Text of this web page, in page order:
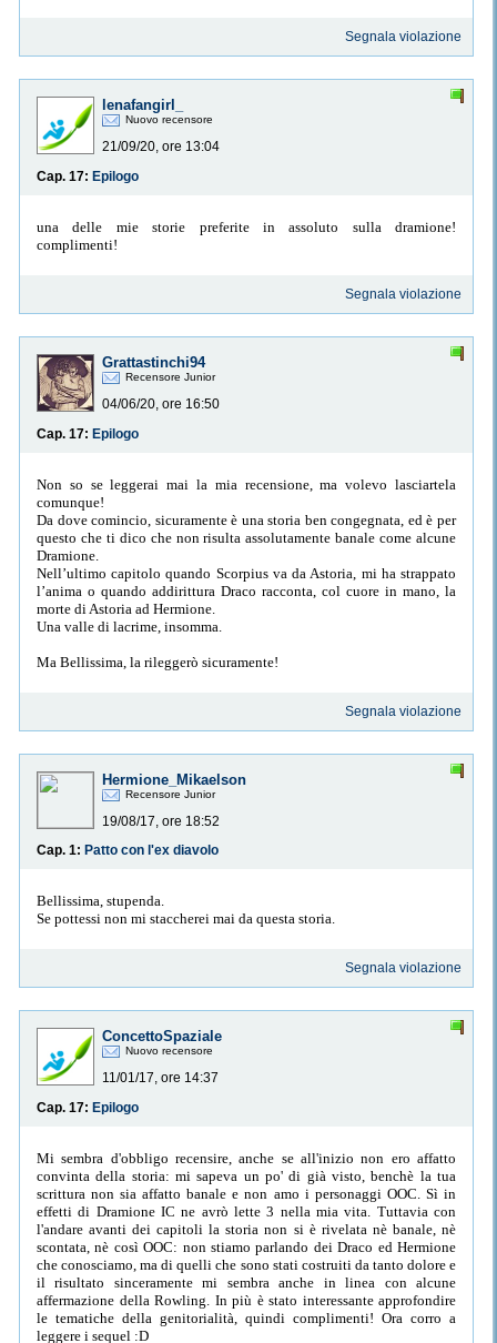
Segnala violazione
lenafangirl_
Nuovo recensore
21/09/20, ore 13:04
Cap. 17: Epilogo
una delle mie storie preferite in assoluto sulla dramione!
complimenti!
Segnala violazione
Grattastinchi94
Recensore Junior
04/06/20, ore 16:50
Cap. 17: Epilogo
Non so se leggerai mai la mia recensione, ma volevo lasciartela
comunque!
Da dove comincio, sicuramente è una storia ben congegnata, ed è per
questo che ti dico che non risulta assolutamente banale come alcune
Dramione.
Nell’ultimo capitolo quando Scorpius va da Astoria, mi ha strappato
l’anima o quando addirittura Draco racconta, col cuore in mano, la
morte di Astoria ad Hermione.
Una valle di lacrime, insomma.
Ma Bellissima, la rileggerò sicuramente!
Segnala violazione
Hermione_Mikaelson
Recensore Junior
19/08/17, ore 18:52
Cap. 1: Patto con l'ex diavolo
Bellissima, stupenda.
Se pottessi non mi staccherei mai da questa storia.
Segnala violazione
ConcettoSpaziale
Nuovo recensore
11/01/17, ore 14:37
Cap. 17: Epilogo
Mi sembra d'obbligo recensire, anche se all'inizio non ero affatto
convinta della storia: mi sapeva un po' di già visto, benchè la tua
scrittura non sia affatto banale e non amo i personaggi OOC. Sì in
effetti di Dramione IC ne avrò lette 3 nella mia vita. Tuttavia con
l'andare avanti dei capitoli la storia non si è rivelata nè banale, nè
scontata, nè così OOC: non stiamo parlando dei Draco ed Hermione
che conosciamo, ma di quelli che sono stati costruiti da tanto dolore e
il risultato sinceramente mi sembra anche in linea con alcune
affermazione della Rowling. In più è stato interessante approfondire
le tematiche della genitorialità, quindi complimenti! Ora corro a
leggere i sequel :D